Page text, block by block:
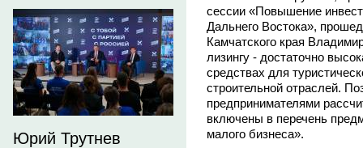
Юрий Трутнев
сессии «Повышение
Дальнего Востока»,
Камчатского края
лизингу - достаточно
средствах для
строительной отраслей.
предпринимателями
включены в перечень
малого бизнеса».